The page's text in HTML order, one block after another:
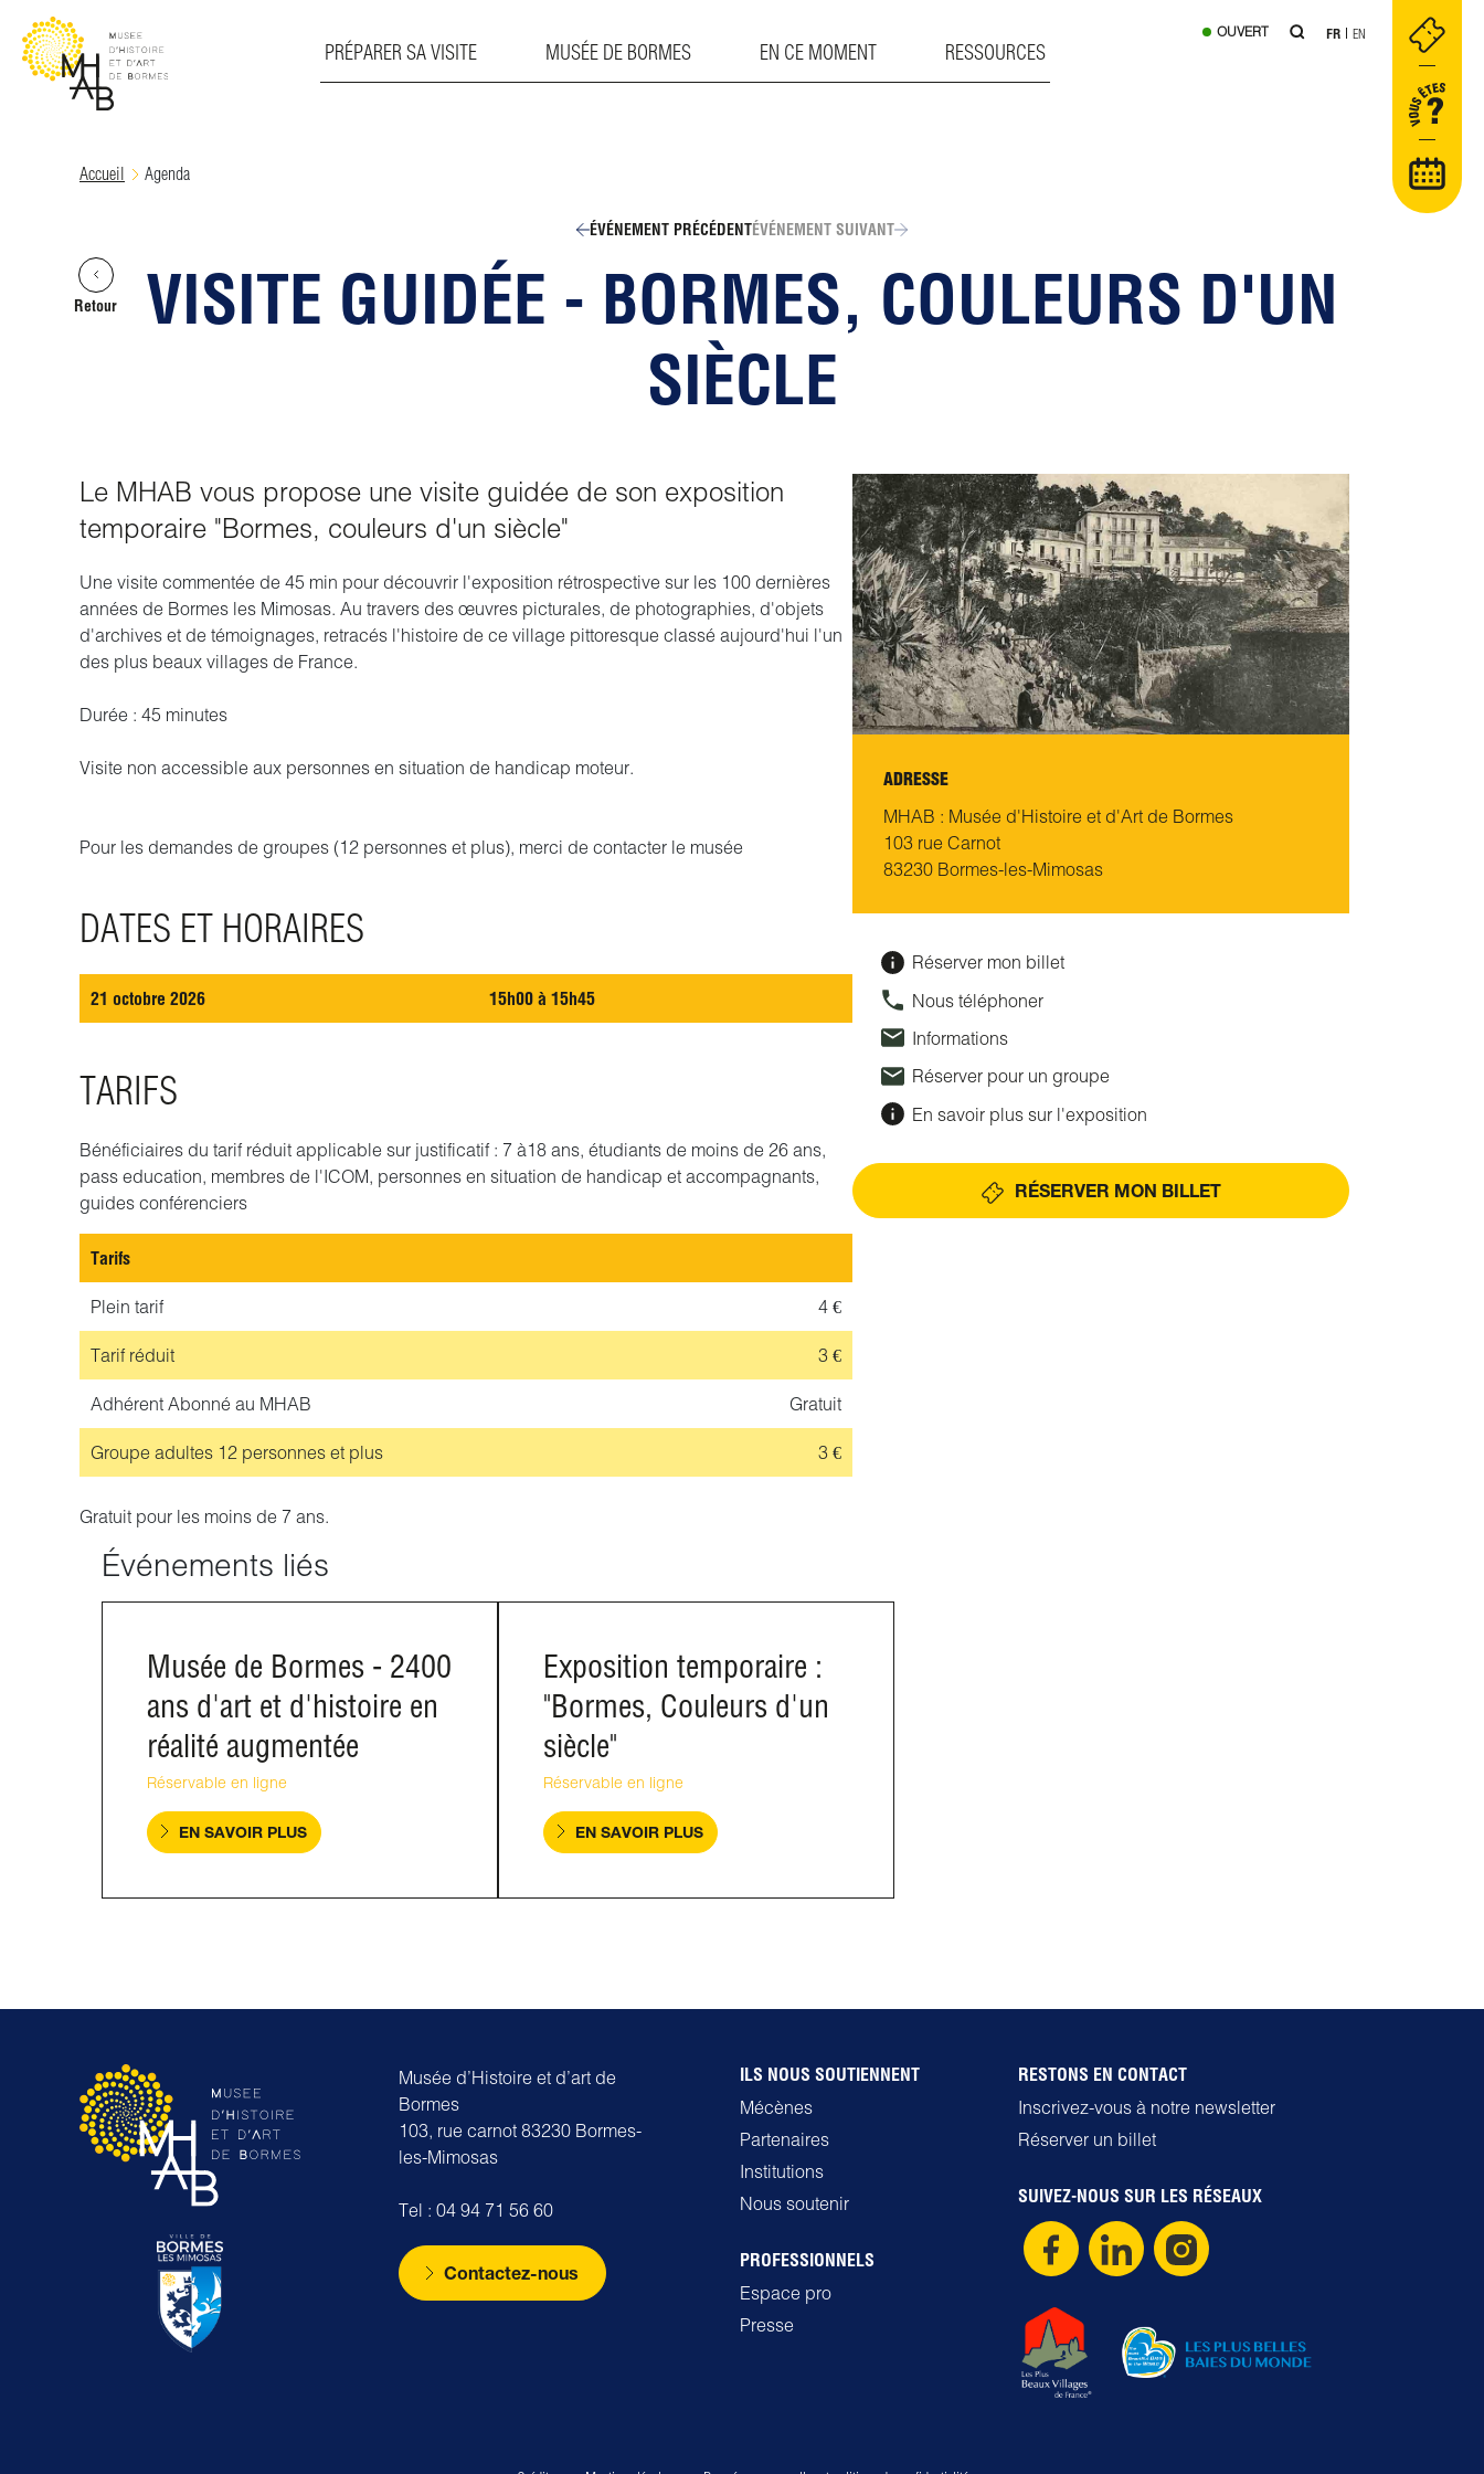
PRÉPARER SA VISITE MUSÉE DE BORMES EN CE MOMENT RESSOURCES
OUVERT FR EN
Accueil Agenda
Retour
ÉVÉNEMENT PRÉCÉDENTÉVÉNEMENT SUIVANT
VISITE GUIDÉE - BORMES, COULEURS D'UN
SIÈCLE
Le MHAB vous propose une visite guidée de son exposition
temporaire "Bormes, couleurs d'un siècle"
Une visite commentée de 45 min pour découvrir l'exposition rétrospective sur les 100 dernières
années de Bormes les Mimosas. Au travers des œuvres picturales, de photographies, d'objets
d'archives et de témoignages, retracés l'histoire de ce village pittoresque classé aujourd'hui l'un
des plus beaux villages de France.
Durée : 45 minutes
Visite non accessible aux personnes en situation de handicap moteur.
Pour les demandes de groupes (12 personnes et plus), merci de contacter le musée
DATES ET HORAIRES
21 octobre 2026 15h00 à 15h45
TARIFS
Bénéficiaires du tarif réduit applicable sur justificatif : 7 à18 ans, étudiants de moins de 26 ans,
pass education, membres de l'ICOM, personnes en situation de handicap et accompagnants,
guides conférenciers
Tarifs
Plein tarif 4 €
Tarif réduit 3 €
Adhérent Abonné au MHAB Gratuit
Groupe adultes 12 personnes et plus 3 €
Gratuit pour les moins de 7 ans.
ADRESSE
MHAB : Musée d'Histoire et d'Art de Bormes
103 rue Carnot
83230 Bormes-les-Mimosas
Réserver mon billet
Nous téléphoner
Informations
Réserver pour un groupe
En savoir plus sur l'exposition
RÉSERVER MON BILLET
Événements liés
Musée de Bormes - 2400
ans d'art et d'histoire en
réalité augmentée
Réservable en ligne
EN SAVOIR PLUS
Exposition temporaire :
"Bormes, Couleurs d'un
siècle"
Réservable en ligne
EN SAVOIR PLUS
Musée d’Histoire et d’art de
Bormes
103, rue carnot 83230 Bormes-
les-Mimosas
Tel : 04 94 71 56 60
Contactez-nous
ILS NOUS SOUTIENNENT
Mécènes
Partenaires
Institutions
Nous soutenir
PROFESSIONNELS
Espace pro
Presse
RESTONS EN CONTACT
Inscrivez-vous à notre newsletter
Réserver un billet
SUIVEZ-NOUS SUR LES RÉSEAUX